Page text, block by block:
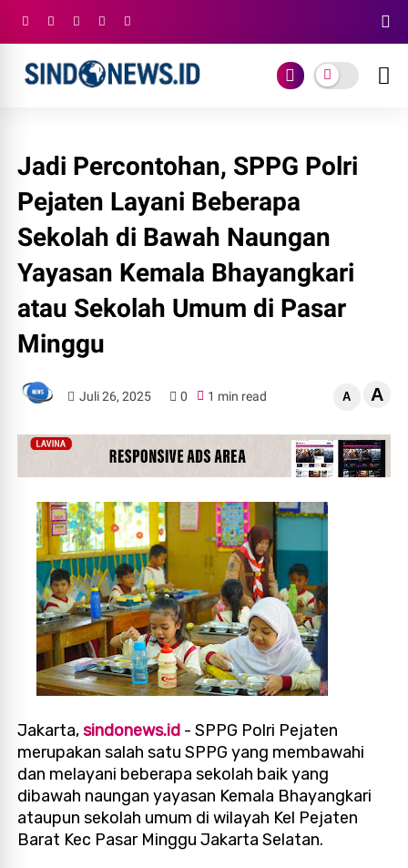
Jadi Percontohan, SPPG Polri
Pejaten Layani Beberapa
Sekolah di Bawah Naungan
Yayasan Kemala Bhayangkari
atau Sekolah Umum di Pasar
Minggu
Juli 26, 2025 0 1 min read A A
Jakarta,sindonews.id - SPPG Polri Pejaten
merupakan salah satu SPPG yang membawahi
dan melayani beberapa sekolah baik yang
dibawah naungan yayasan Kemala Bhayangkari
ataupun sekolah umum di wilayah Kel Pejaten
Barat Kec Pasar Minggu Jakarta Selatan.